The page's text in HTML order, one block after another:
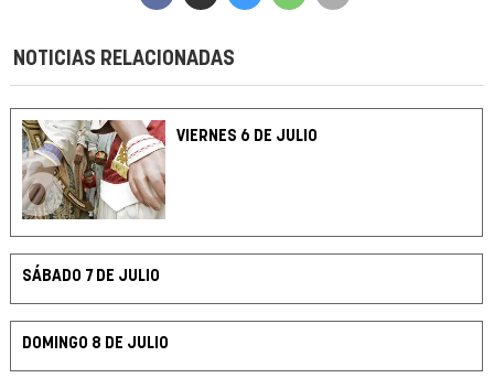
NOTICIAS RELACIONADAS
VIERNES 6 DE JULIO
SÁBADO 7 DE JULIO
DOMINGO 8 DE JULIO